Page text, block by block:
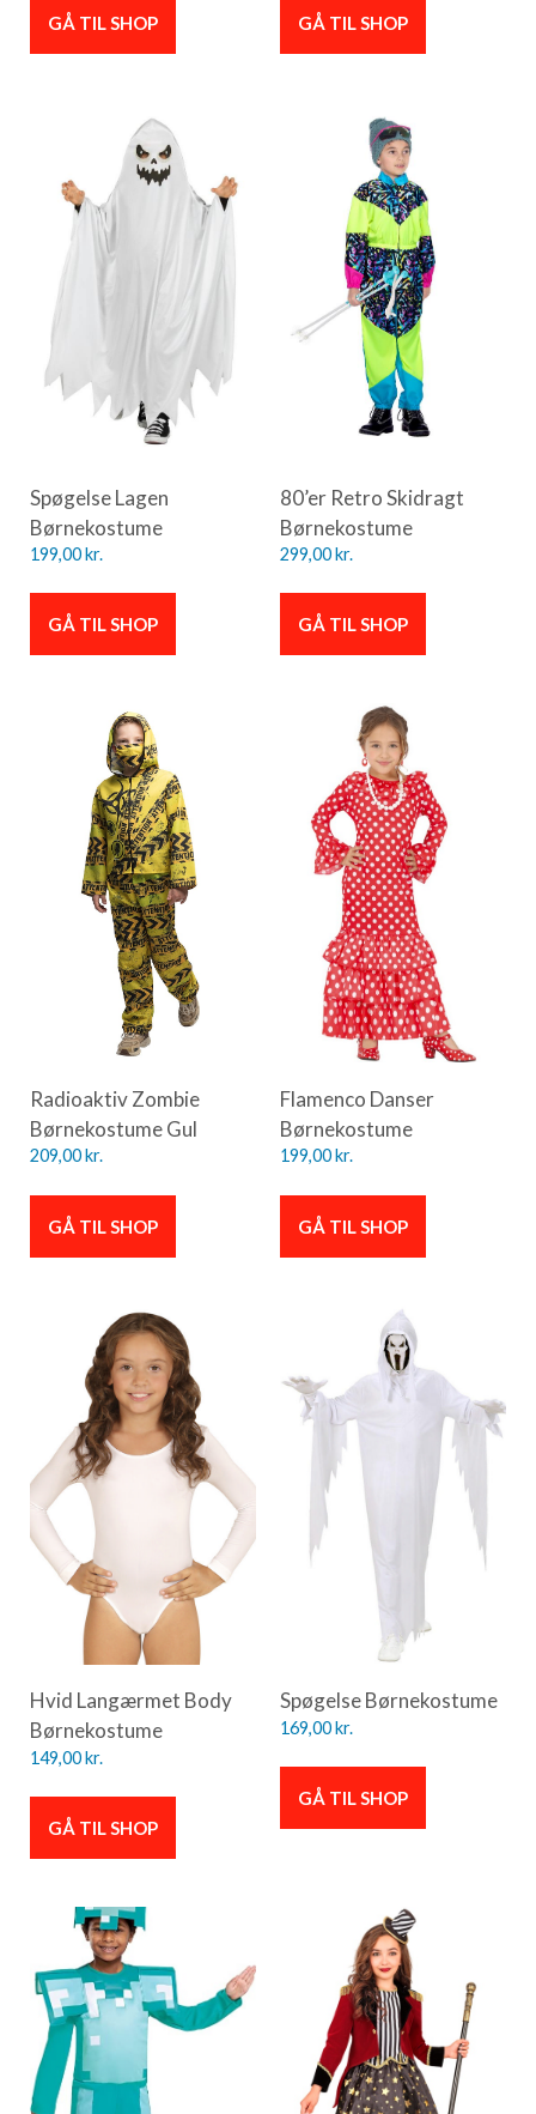
GÅ TIL SHOP GÅ TIL SHOP
Spøgelse Lagen
Børnekostume
199,00kr.
GÅ TIL SHOP
80’er Retro Skidragt
Børnekostume
299,00kr.
GÅ TIL SHOP
Radioaktiv Zombie
Børnekostume Gul
209,00 kr.
GÅ TIL SHOP
Flamenco Danser
Børnekostume
199,00 kr.
GÅ TIL SHOP
Hvid Langærmet Body
Børnekostume
149,00kr.
GÅ TIL SHOP
Spøgelse Børnekostume
169,00kr.
GÅ TIL SHOP